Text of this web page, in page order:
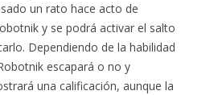
un rato hace acto de
y se podrá activar el salto
Dependiendo de la habilidad
escapará o no y
una calificación, aunque la